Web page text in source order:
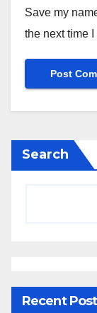
Save my
the next time I
Search
Recent